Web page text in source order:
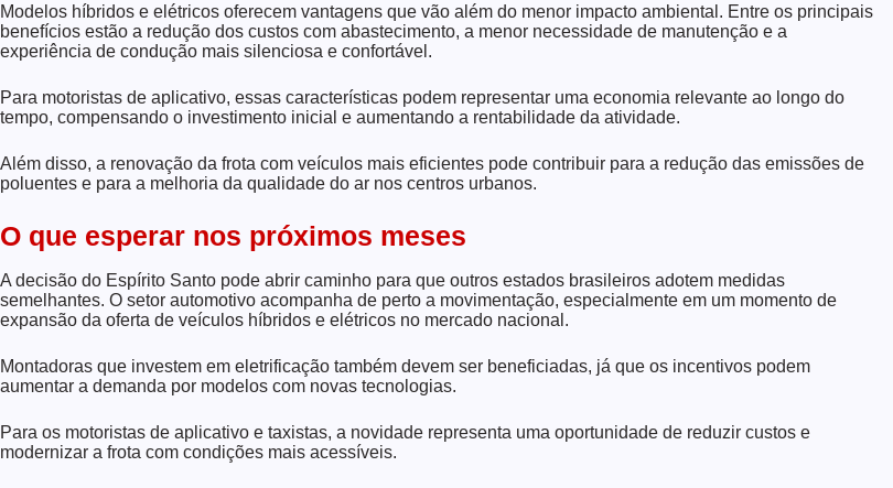
Modelos híbridos e elétricos oferecem vantagens que vão além do menor impacto ambiental. Entre os principais
benefícios estão a redução dos custos com abastecimento, a menor necessidade de manutenção e a
experiência de condução mais silenciosa e confortável.
Para motoristas de aplicativo, essas características podem representar uma economia relevante ao longo do
tempo, compensando o investimento inicial e aumentando a rentabilidade da atividade.
Além disso, a renovação da frota com veículos mais eficientes pode contribuir para a redução das emissões de
poluentes e para a melhoria da qualidade do ar nos centros urbanos.
O que esperar nos próximos meses
A decisão do Espírito Santo pode abrir caminho para que outros estados brasileiros adotem medidas
semelhantes. O setor automotivo acompanha de perto a movimentação, especialmente em um momento de
expansão da oferta de veículos híbridos e elétricos no mercado nacional.
Montadoras que investem em eletrificação também devem ser beneficiadas, já que os incentivos podem
aumentar a demanda por modelos com novas tecnologias.
Para os motoristas de aplicativo e taxistas, a novidade representa uma oportunidade de reduzir custos e
modernizar a frota com condições mais acessíveis.